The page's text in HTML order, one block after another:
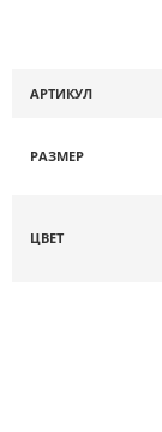
АРТИКУЛ
РАЗМЕР
ЦВЕТ